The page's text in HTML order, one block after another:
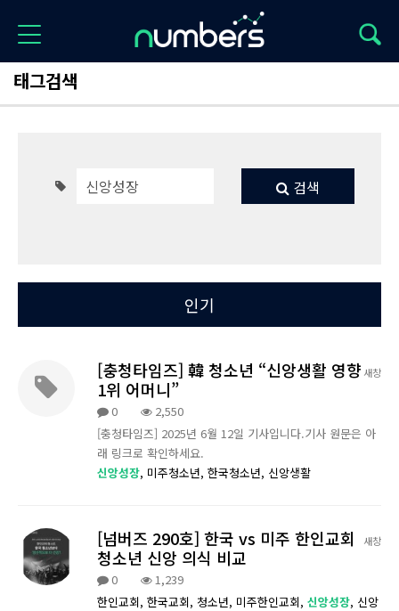
태그검색
검색
Total 20
최신
인기
새창
[충청타임즈] 韓 청소년 “신앙생활 영향
1위 어머니”
0
2,550
[충청타임즈] 2025년 6월 12일 기사입니다.기사 원문은 아
래 링크로 확인하세요.
신앙성장, 미주청소년, 한국청소년, 신앙생활
새창
[넘버즈 290호] 한국 vs 미주 한인교회
청소년 신앙 의식 비교
0
1,239
한인교회, 한국교회, 청소년, 미주한인교회, 신앙성장, 신앙